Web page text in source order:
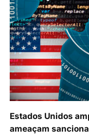
Estados Unidos
ameaçam